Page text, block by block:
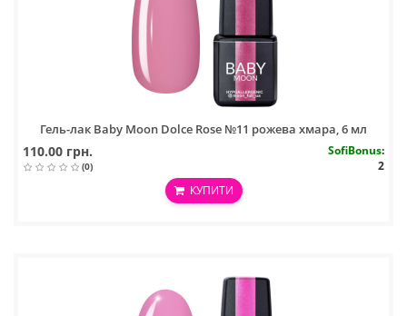
Гель-лак Baby Moon Dolce Rose №11 рожева хмара, 6 мл
110.00 грн.
(0)
SofiBonus:
2
КУПИТИ